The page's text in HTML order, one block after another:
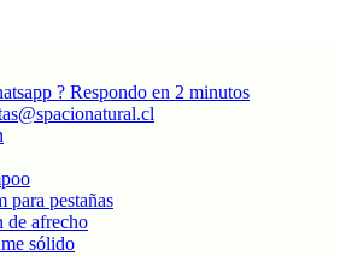
? Respondo en 2 minutos
para pestañas
de afrecho
sólido